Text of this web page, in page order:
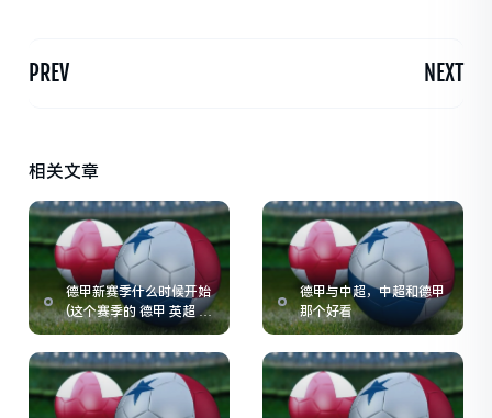
PREV NEXT
相关文章
德甲新赛季什么时候开始
(这个赛季的 德甲 英超 意
甲 什么时候开始啊)
德甲与中超，中超和德甲
那个好看